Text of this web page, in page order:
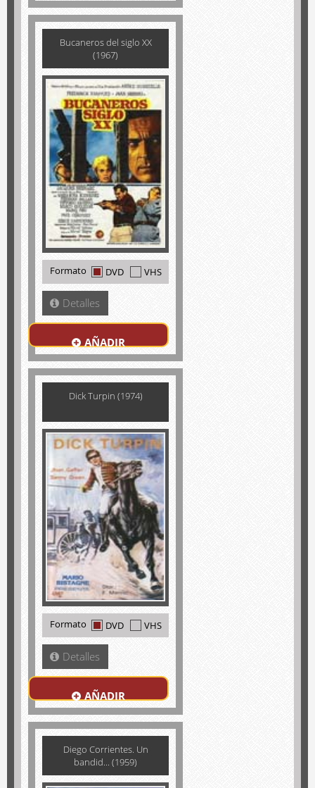
Bucaneros del siglo XX
(1967)
Formato DVD VHS
Detalles
AÑADIR
Dick Turpin (1974)
Formato DVD VHS
Detalles
AÑADIR
Diego Corrientes. Un
bandid... (1959)